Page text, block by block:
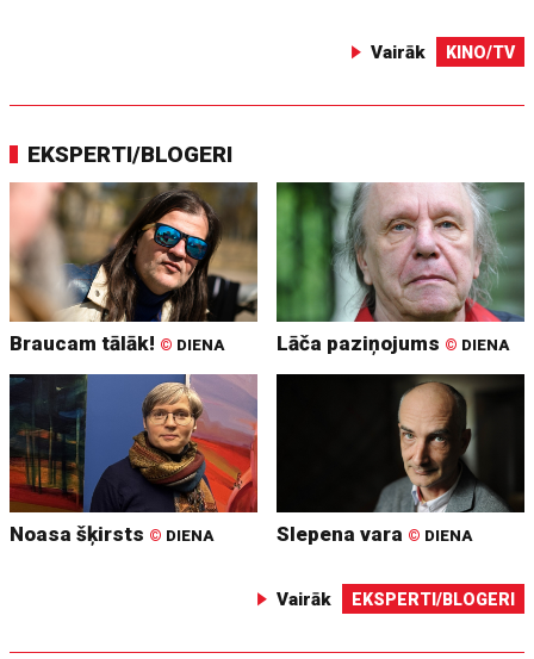
Vairāk KINO/TV
EKSPERTI/BLOGERI
Braucam tālāk! © DIENA Lāča paziņojums © DIENA
Noasa šķirsts © DIENA Slepena vara © DIENA
Vairāk EKSPERTI/BLOGERI